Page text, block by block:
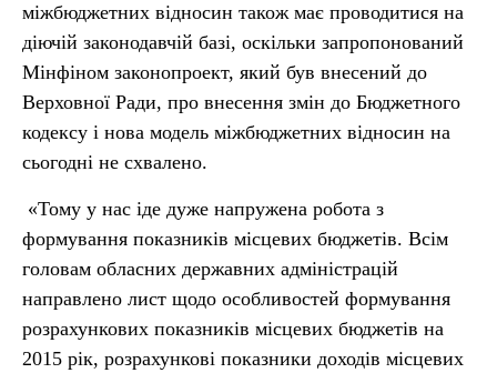
міжбюджетних відносин також має проводитися на
діючій законодавчій базі, оскільки запропонований
Мінфіном законопроект, який був внесений до
Верховної Ради, про внесення змін до Бюджетного
кодексу і нова модель міжбюджетних відносин на
сьогодні не схвалено.
«Тому у нас іде дуже напружена робота з
формування показників місцевих бюджетів. Всім
головам обласних державних адміністрацій
направлено лист щодо особливостей формування
розрахункових показників місцевих бюджетів на
2015 рік, розрахункові показники доходів місцевих